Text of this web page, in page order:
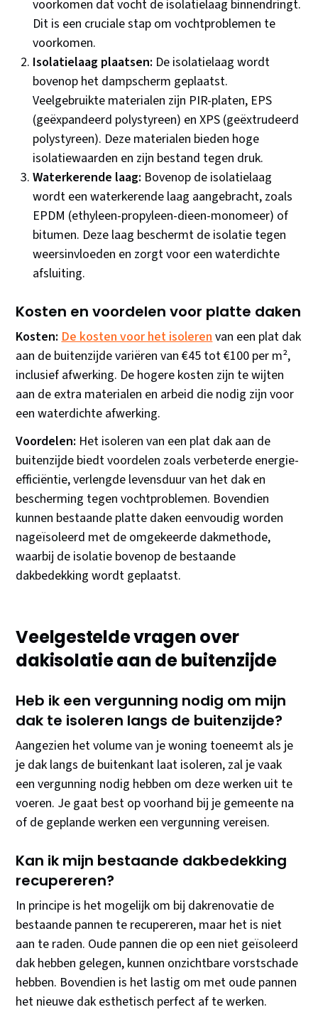
voorkomen dat vocht de isolatielaag binnendringt.
Dit is een cruciale stap om vochtproblemen te
voorkomen.
Isolatielaag plaatsen: De isolatielaag wordt
bovenop het dampscherm geplaatst.
Veelgebruikte materialen zijn PIR-platen, EPS
(geëxpandeerd polystyreen) en XPS (geëxtrudeerd
polystyreen). Deze materialen bieden hoge
isolatiewaarden en zijn bestand tegen druk.
Waterkerende laag: Bovenop de isolatielaag
wordt een waterkerende laag aangebracht, zoals
EPDM (ethyleen-propyleen-dieen-monomeer) of
bitumen. Deze laag beschermt de isolatie tegen
weersinvloeden en zorgt voor een waterdichte
afsluiting.
Kosten en voordelen voor platte daken
Kosten: De kosten voor het isolerenvan een plat dak
aan de buitenzijde variëren van €45 tot €100 per m²,
inclusief afwerking. De hogere kosten zijn te wijten
aan de extra materialen en arbeid die nodig zijn voor
een waterdichte afwerking.
Voordelen: Het isoleren van een plat dak aan de
buitenzijde biedt voordelen zoals verbeterde energie-
efficiëntie, verlengde levensduur van het dak en
bescherming tegen vochtproblemen. Bovendien
kunnen bestaande platte daken eenvoudig worden
nageïsoleerd met de omgekeerde dakmethode,
waarbij de isolatie bovenop de bestaande
dakbedekking wordt geplaatst.
Veelgestelde vragen over
dakisolatie aan de buitenzijde
Heb ik een vergunning nodig om mijn
dak te isoleren langs de buitenzijde?
Aangezien het volume van je woning toeneemt als je
je dak langs de buitenkant laat isoleren, zal je vaak
een vergunning nodig hebben om deze werken uit te
voeren. Je gaat best op voorhand bij je gemeente na
of de geplande werken een vergunning vereisen.
Kan ik mijn bestaande dakbedekking
recupereren?
In principe is het mogelijk om bij dakrenovatie de
bestaande pannen te recupereren, maar het is niet
aan te raden. Oude pannen die op een niet geïsoleerd
dak hebben gelegen, kunnen onzichtbare vorstschade
hebben. Bovendien is het lastig om met oude pannen
het nieuwe dak esthetisch perfect af te werken.